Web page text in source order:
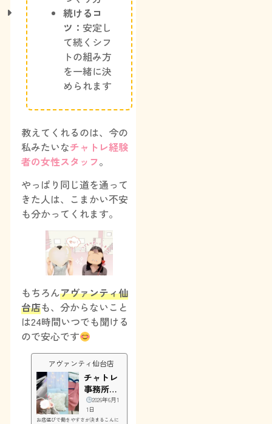
続けるコ
ツ： 安定し
て続くシフ
トの組み方
を一緒に決
められます
教えてくれるのは、今の
私みたいなチャトレ経験
者の女性スタッフ。
やっぱり同じ道を通って
きた人は、こまかい不安
も分かってくれます。
もちろんアヴァンティ仙
台店も、分からないこと
は24時間いつでも聞ける
ので安心です
アヴァンティ仙台店
チャトレ
事務所は
ここで選
ぶ！
2026年6月1
1日
お店選びで働きやすさが決まるこんに